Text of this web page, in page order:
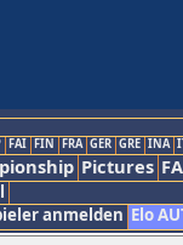
FAI FIN FRA GER GRE INA
Pictures
anmelden Elo